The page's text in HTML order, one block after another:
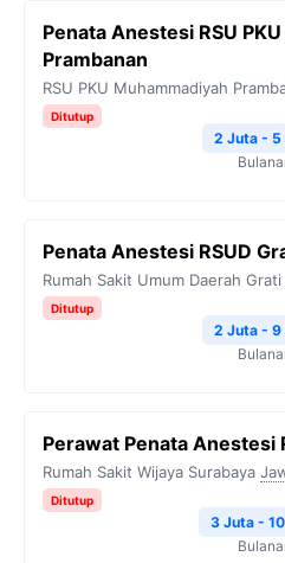
Penata Anestesi RSU
Prambanan
RSU PKU Muhammadiyah
Ditutup
2 Juta - 5
Penata Anestesi RSUD
Rumah Sakit Umum Daerah Grati
Ditutup
2 Juta - 9
Perawat Penata Anestesi
Rumah Sakit Wijaya Surabaya
Ditutup
3 Juta -